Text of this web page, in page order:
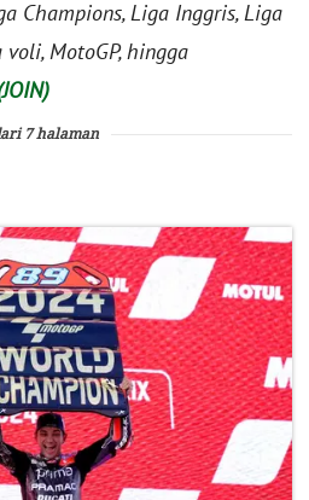
Champions, Liga Inggris, Liga
MotoGP, hingga
7 halaman